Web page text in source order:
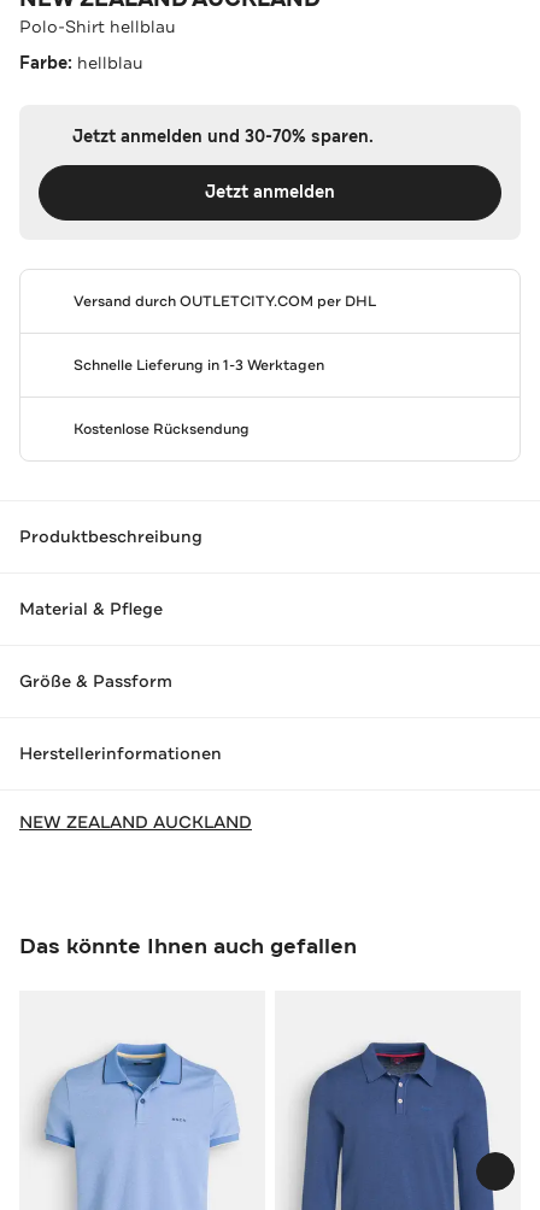
Polo-Shirt hellblau
Farbe: hellblau
Jetzt anmelden und 30-70% sparen.
Jetzt anmelden
Versand durchOUTLETCITY.COM per DHL
Schnelle Lieferung in 1-3 Werktagen
Kostenlose Rücksendung
Produktbeschreibung
Material & Pflege
Größe & Passform
Herstellerinformationen
NEW ZEALAND AUCKLAND
Das könnte Ihnen auch gefallen